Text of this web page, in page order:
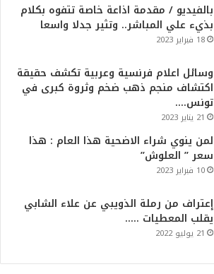
بالفيديو / مقدمة اذاعة خاصة تتفوه بكلام
بذيء علي المباشر.. وتثير جدلا واسعا
18 فبراير 2023
وسائل اعلام فرنسية وعربية تكشف حقيقة
اكتشاف منجم ذهب ضخم وثروة كبرى في
تونس….
21 يناير 2023
لمن ينوي شراء الاضحية هذا العام : هذا
سعر ” العلوش”
10 فبراير 2023
إعتراف من رملة الذويبي عن علاء الشابي
يقلب المعطيات …..
21 يوليو 2022